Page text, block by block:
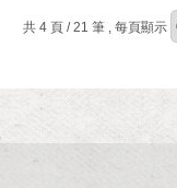
共 4 頁 / 21 筆 , 每頁顯示